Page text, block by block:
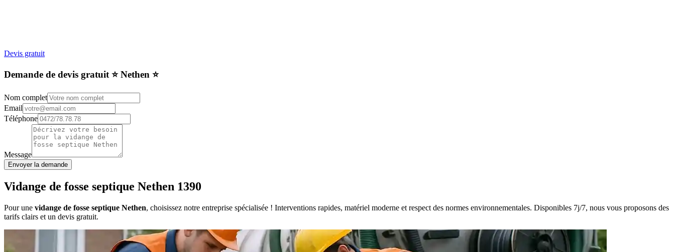
Devis gratuit
Demande de devis gratuit ⭐️ Nethen ⭐️
Nom complet
Email
Téléphone
Message
Envoyer la demande
Vidange de fosse septique Nethen 1390
Pour une vidange de fosse septique Nethen, choisissez notre entreprise spécialisée ! Interventions rapides, matériel moderne et respect des normes environnementales. Disponibles 7j/7, nous vous proposons des
tarifs clairs et un devis gratuit.